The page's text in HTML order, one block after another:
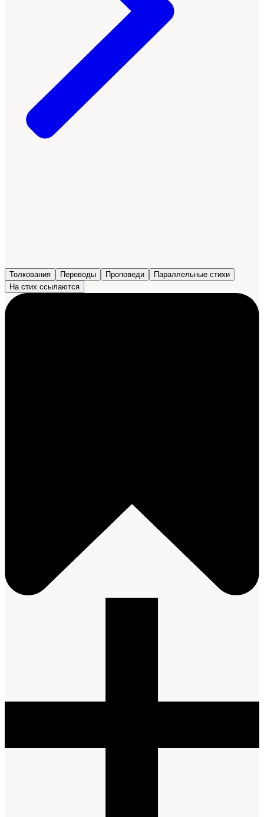
Толкования Переводы Проповеди
Параллельные стихи
На стих ссылаются